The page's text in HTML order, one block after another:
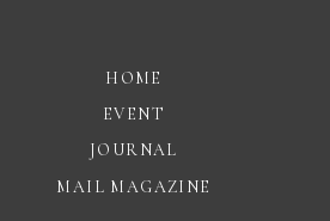
HOME
EVENT
JOURNAL
MAIL MAGAZINE